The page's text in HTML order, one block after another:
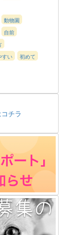
動物園
自前
すい
初めて
チラ